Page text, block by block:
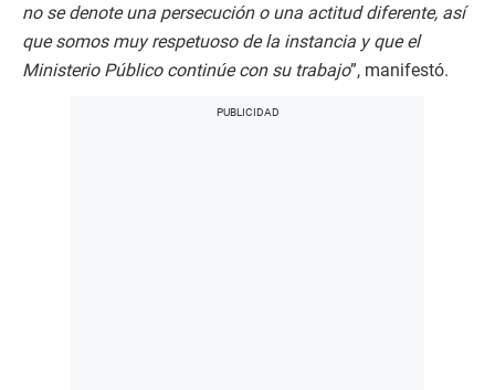
no se denote una persecución o una actitud diferente, así
que somos muy respetuoso de la instancia y que el
Ministerio Público continúe con su trabajo”, manifestó.